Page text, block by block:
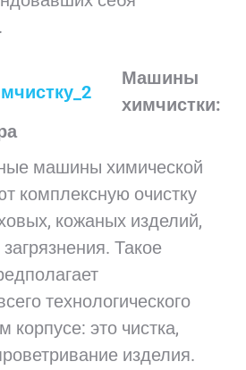
Машины
химчистки:
машины химической
комплексную очистку
кожаных изделий,
Такое
технологического
корпусе: это чистка,
изделия.